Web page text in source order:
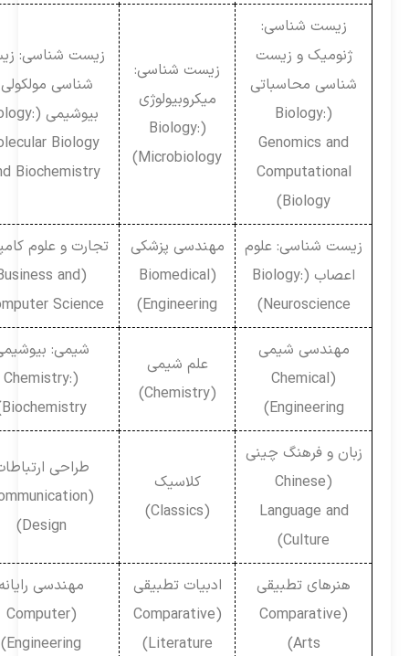
زیست شناسی:
ژنومیک و زیست
شناسی محاسباتی
(Biology:
Genomics and
Computational
Biology)
زیست شناسی:
میکروبیولوژی
(Biology:
Microbiology)
زیست شناسی: زیست
شناسی مولکولی و
بیوشیمی (Biology:
Molecular Biology
and Biochemistry)
زیست شناسی: علوم
اعصاب (Biology:
Neuroscience)
مهندسی پزشکی
(Biomedical
Engineering)
تجارت و علوم کامپیوتر
(Business and
Computer Science)
مهندسی شیمی
(Chemical
Engineering)
علم شیمی
شیمی: بیوشیمی
(Chemistry:
Biochemistry)
زبان و فرهنگ چینی
(Chinese
Language and
Culture)
کلاسیک
طراحی ارتباطات
(Communication
Design)
هنرهای تطبیقی
(Comparative
ادبیات تطبیقی
(Comparative
Literature)
مهندسی رایانه
(Computer
Engineering)